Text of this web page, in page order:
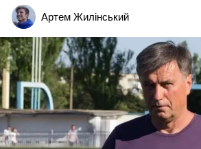
Різне
Букмекери
Казино
Артем Жилінський